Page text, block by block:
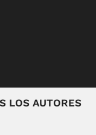
LOS AUTORES